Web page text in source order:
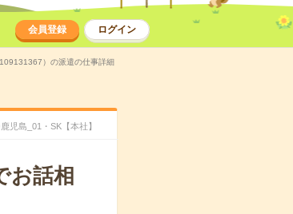
会員登録 ログイン
）の派遣の仕事詳細
児島_01・SK【本社】
お話相